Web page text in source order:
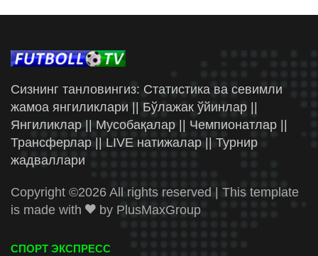
Сизнинг танловингиз: Статистика ва севимли
жамоа янгиликлари || Бўлажак ўйинлар ||
Янгиликлар || Мусобақалар || Чемпионатлар ||
Трансферлар || LIVE натижалар || Турнир
жадваллари
Copyright ©2026 All rights reserved | This template
is made with
by PlusMaxGroup
СПОРТ ЭКСПРЕСС